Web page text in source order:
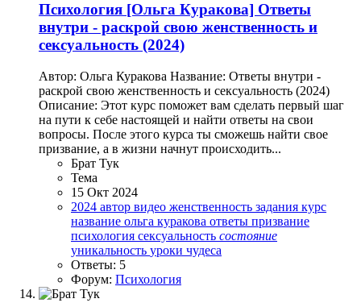
Психология [Ольга Куракова] Ответы
внутри - раскрой свою женственность и
сексуальность (2024)
Автор: Ольга Куракова Название: Ответы внутри -
раскрой свою женственность и сексуальность (2024)
Описание: Этот курс поможет вам сделать первый шаг
на пути к себе настоящей и найти ответы на свои
вопросы. После этого курса ты сможешь найти свое
призвание, а в жизни начнут происходить...
Брат Тук
Тема
15 Окт 2024
2024 автор видео женственность задания курс
название ольга куракова ответы призвание
психология сексуальность состояние
уникальность уроки чудеса
Ответы: 5
Форум: Психология